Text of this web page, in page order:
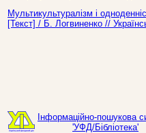
Мультикультуралізм і
[Текст] / Б. Логвиненко //
Інформаційно-пошукова
'УФД/Бібліотека'